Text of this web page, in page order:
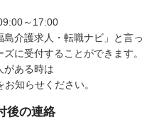
～17:00
島介護求人・転職ナビ」と言
に受付することができます。
ある時は
知らせください。
後の連絡